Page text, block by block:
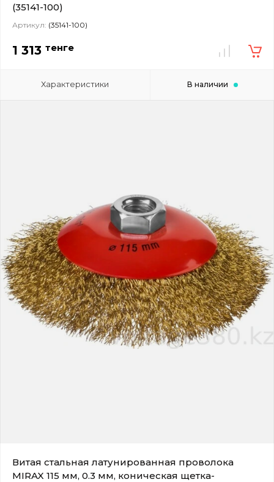
(35141-100)
Артикул: (35141-100)
1 313 тенге
Характеристики В наличии
Витая стальная латунированная проволока
MIRAX 115 мм, 0.3 мм, коническая щетка-